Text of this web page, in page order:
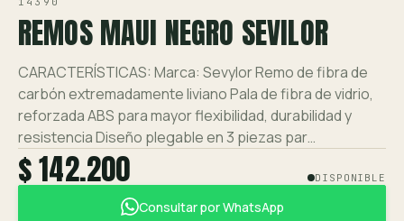
REMOS MAUI NEGRO SEVILOR
CARACTERÍSTICAS: Marca: Sevylor Remo de fibra de
carbón extremadamente liviano Pala de fibra de vidrio,
reforzada ABS para mayor flexibilidad, durabilidad y
resistencia Diseño plegable en 3 piezas par…
$ 142.200 DISPONIBLE
Consultar por WhatsApp